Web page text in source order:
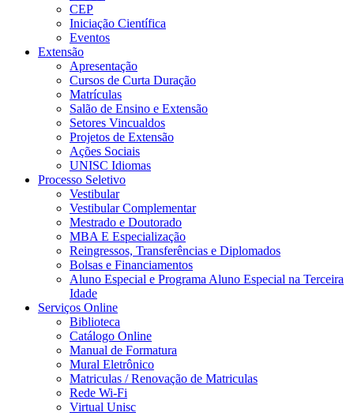
CEP
Iniciação Científica
Eventos
Extensão
Apresentação
Cursos de Curta Duração
Matrículas
Salão de Ensino e Extensão
Setores Vincualdos
Projetos de Extensão
Ações Sociais
UNISC Idiomas
Processo Seletivo
Vestibular
Vestibular Complementar
Mestrado e Doutorado
MBA E Especialização
Reingressos, Transferências e Diplomados
Bolsas e Financiamentos
Aluno Especial e Programa Aluno Especial na Terceira
Idade
Serviços Online
Biblioteca
Catálogo Online
Manual de Formatura
Mural Eletrônico
Matriculas / Renovação de Matriculas
Rede Wi-Fi
Virtual Unisc